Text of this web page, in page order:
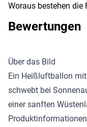
Woraus bestehen
Bewertungen
Über das Bild
Ein Heißluftballon
schwebt bei
einer sanften
Produktinformationen